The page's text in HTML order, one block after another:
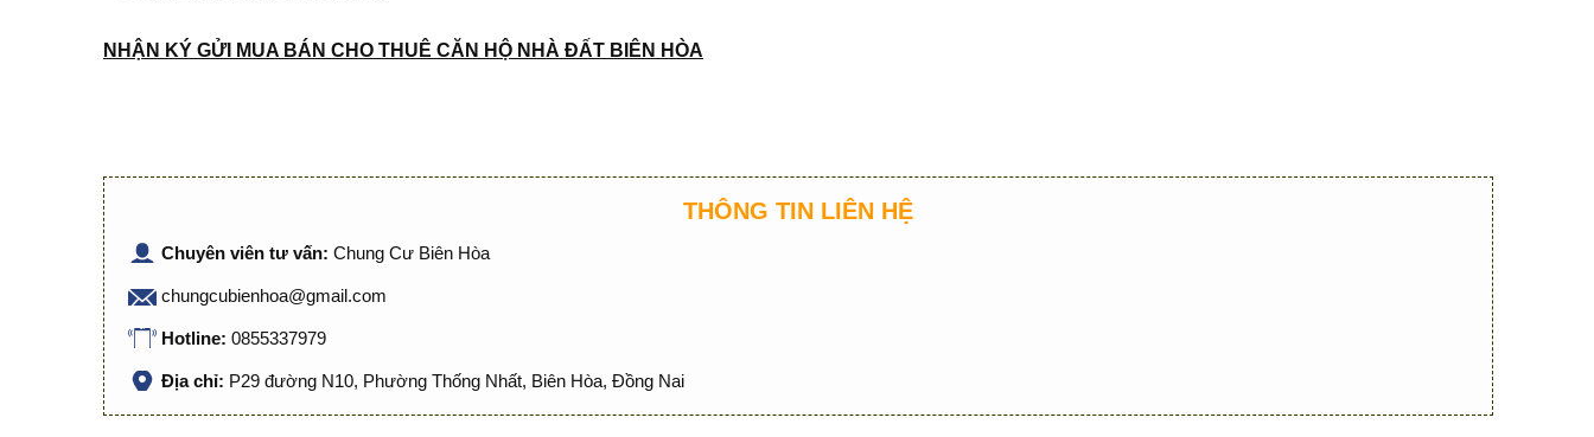
NHẬN KÝ GỬI MUA BÁN CHO THUÊ CĂN HỘ NHÀ ĐẤT BIÊN HÒA
THÔNG TIN LIÊN HỆ
Chuyên viên tư vấn: Chung Cư Biên Hòa
chungcubienhoa@gmail.com
Hotline: 0855337979
Địa chỉ: P29 đường N10, Phường Thống Nhất, Biên Hòa, Đồng Nai